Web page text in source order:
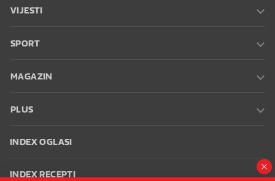
VIJESTI
SPORT
MAGAZIN
PLUS
INDEX OGLASI
INDEX RECEPTI